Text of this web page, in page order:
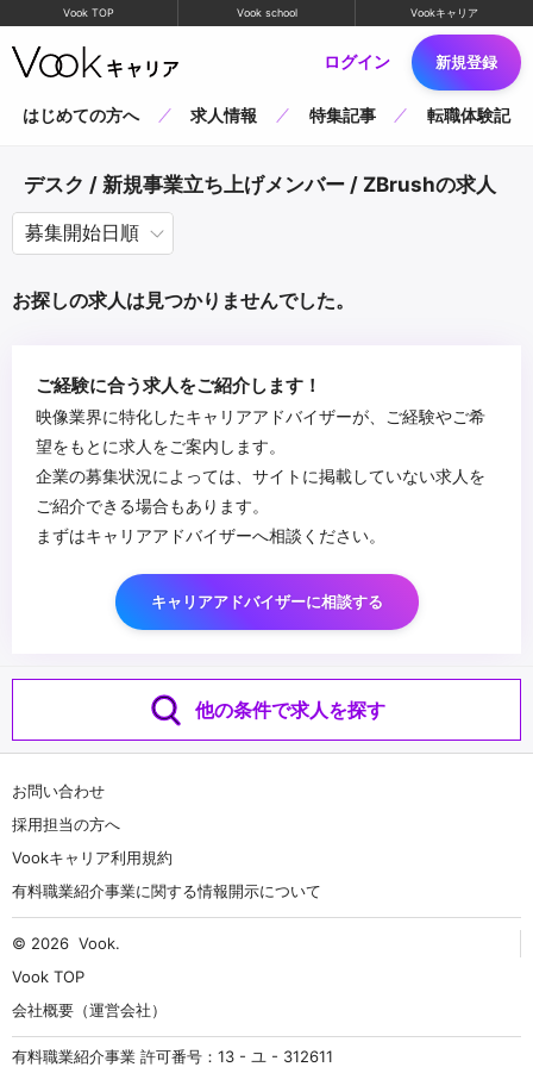
Vook TOP Vook school Vookキャリア
ログイン 新規登録
はじめての方へ 求人情報 特集記事 転職体験記
デスク / 新規事業立ち上げメンバー / ZBrushの求人
お探しの求人は見つかりませんでした。
ご経験に合う求人をご紹介します！
映像業界に特化したキャリアアドバイザーが、ご経験やご希
望をもとに求人をご案内します。
企業の募集状況によっては、サイトに掲載していない求人を
ご紹介できる場合もあります。
まずはキャリアアドバイザーへ相談ください。
キャリアアドバイザーに相談する
他の条件で求人を探す
お問い合わせ
採用担当の方へ
Vookキャリア利用規約
有料職業紹介事業に関する情報開示について
© 2026 Vook.
Vook TOP
会社概要（運営会社）
有料職業紹介事業 許可番号：13 - ユ - 312611